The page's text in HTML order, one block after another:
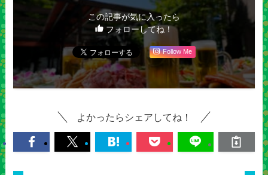
この記事が気に入ったら
フォローしてね！
Follow Me
よかったらシェアしてね！